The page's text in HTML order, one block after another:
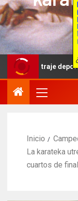
deportivo: una
Inicio
La karateka
cuartos de